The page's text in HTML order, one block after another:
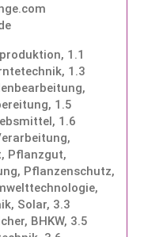
, 1.1
, 1.3
, 1.5
, 1.6
Pflanzgut,
Pflanzenschutz,
,
Solar, 3.3
BHKW, 3.5